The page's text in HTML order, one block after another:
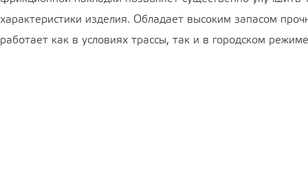
характеристики изделия. Обладает высоким запасом
работает как в условиях трассы, так и в городском